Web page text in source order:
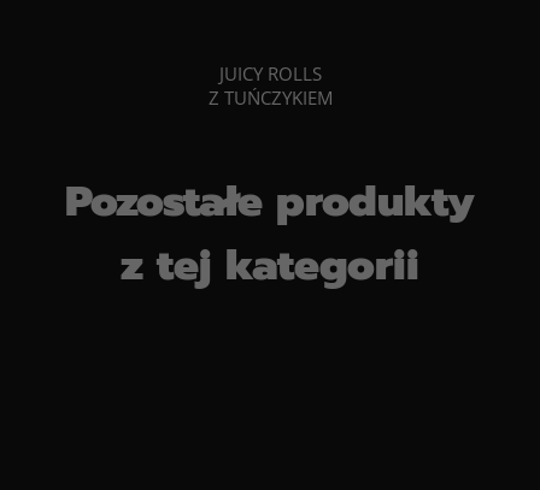
JUICY ROLLS
Z TUŃCZYKIEM
Pozostałe produkty
z tej kategorii